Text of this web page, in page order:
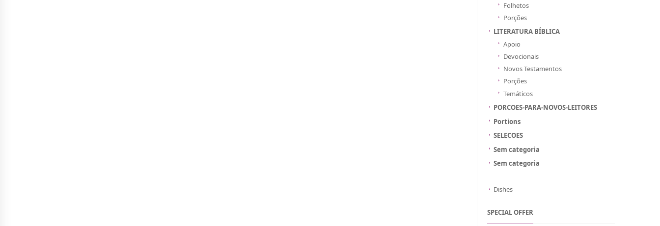
Folhetos
Porções
LITERATURA BÍBLICA
Apoio
Devocionais
Novos Testamentos
Porções
Temáticos
PORCOES-PARA-NOVOS-LEITORES
Portions
SELECOES
Sem categoria
Sem categoria
Dishes
SPECIAL OFFER